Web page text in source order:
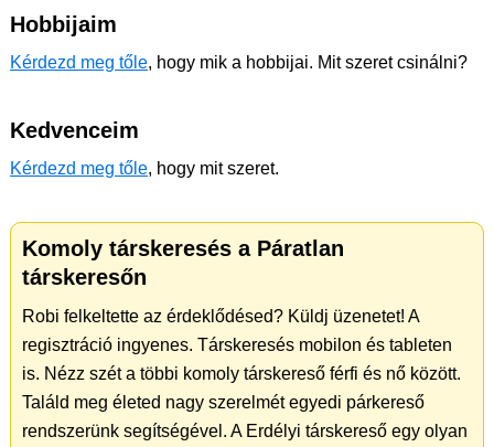
Hobbijaim
Kérdezd meg tőle, hogy mik a hobbijai. Mit szeret csinálni?
Kedvenceim
Kérdezd meg tőle, hogy mit szeret.
Komoly társkeresés a Páratlan
társkeresőn
Robi felkeltette az érdeklődésed? Küldj üzenetet! A
regisztráció ingyenes. Társkeresés mobilon és tableten
is. Nézz szét a többi komoly társkereső férfi és nő között.
Találd meg életed nagy szerelmét egyedi párkereső
rendszerünk segítségével. A Erdélyi társkereső egy olyan